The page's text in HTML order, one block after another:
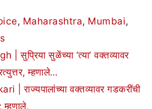
, Maharashtra, Mumbai,
| सुप्रिया सुळेंच्या ‘त्या’ वक्तव्यावर
म्हणाले…
| राज्यपालांच्या वक्तव्यावर गडकरींची
म्हणाले,